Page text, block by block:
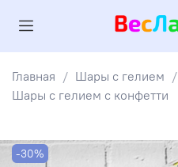
Главная Шары с гелием
Шары с гелием с конфетти
-30%